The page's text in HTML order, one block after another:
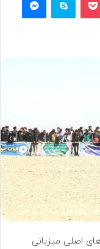
اصلی میزبانی